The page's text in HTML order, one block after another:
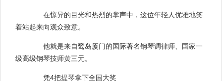
在惊异的目光和热烈的掌声中，这位年轻人优雅地笑
着站起来向观众致意。
他就是来自鹭岛厦门的国际著名钢琴调律师、国家一
级高级钢琴技师黄三元。
凭4把提琴拿下全国大奖